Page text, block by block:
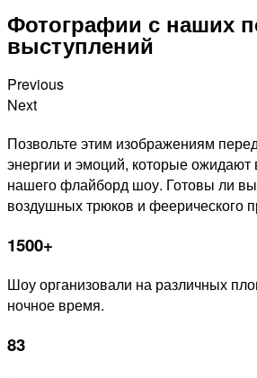
Фотографии с наших
выступлений
Previous
Next
Позвольте этим изображениям
энергии и эмоций, которые ожидают
нашего флайборд шоу. Готовы ли вы
воздушных трюков и феерического
1500+
Шоу организовали на различных
ночное время.
83